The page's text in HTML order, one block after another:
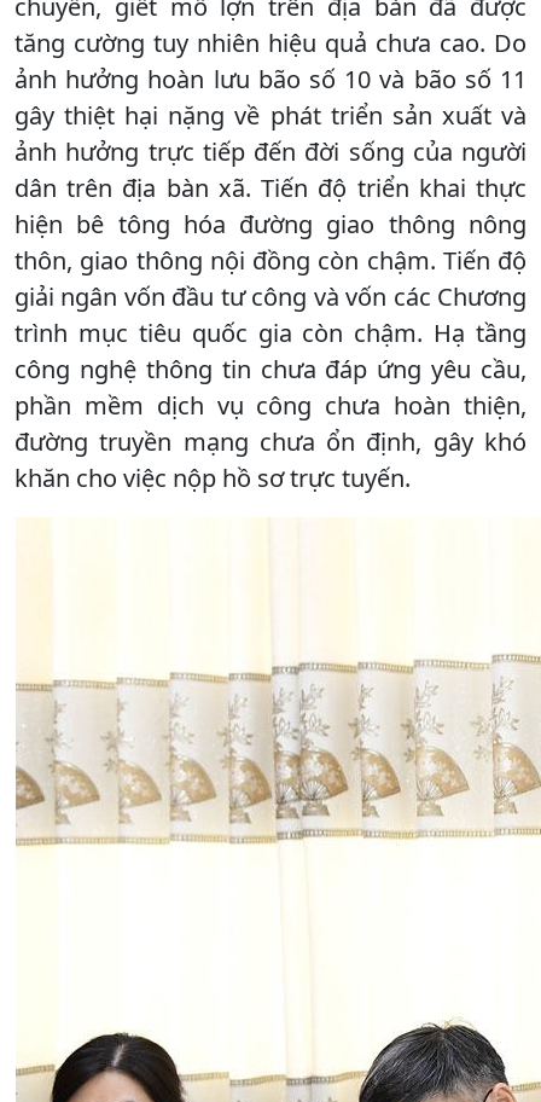
chuyển, giết mổ lợn trên địa bàn đã được
tăng cường tuy nhiên hiệu quả chưa cao. Do
ảnh hưởng hoàn lưu bão số 10 và bão số 11
gây thiệt hại nặng về phát triển sản xuất và
ảnh hưởng trực tiếp đến đời sống của người
dân trên địa bàn xã. Tiến độ triển khai thực
hiện bê tông hóa đường giao thông nông
thôn, giao thông nội đồng còn chậm. Tiến độ
giải ngân vốn đầu tư công và vốn các Chương
trình mục tiêu quốc gia còn chậm. Hạ tầng
công nghệ thông tin chưa đáp ứng yêu cầu,
phần mềm dịch vụ công chưa hoàn thiện,
đường truyền mạng chưa ổn định, gây khó
khăn cho việc nộp hồ sơ trực tuyến.